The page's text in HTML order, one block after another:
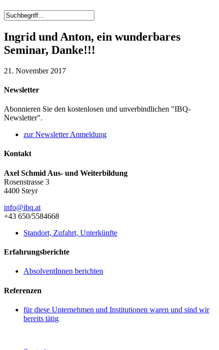
Ingrid und Anton, ein wunderbares
Seminar, Danke!!!
21. November 2017
Newsletter
Abonnieren Sie den kostenlosen und unverbindlichen "IBQ-
Newsletter".
zur Newsletter Anmeldung
Kontakt
Axel Schmid Aus- und Weiterbildung
Rosenstrasse 3
4400 Steyr
info@ibq.at
+43 650/5584668
Standort, Zufahrt, Unterkünfte
Erfahrungsberichte
AbsolventInnen berichten
Referenzen
für diese Unternehmen und Institutionen waren und sind wir
bereits tätig